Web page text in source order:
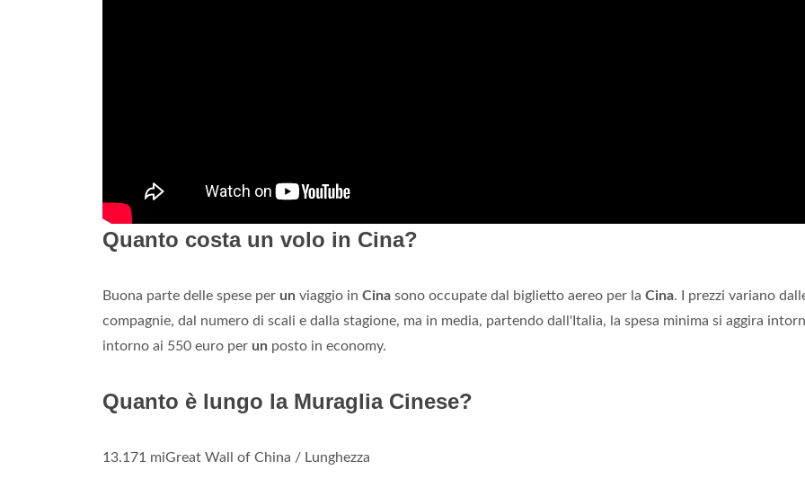
Quanto costa un volo in Cina?
Buona parte delle spese per un viaggio in Cina sono occupate dal biglietto aereo per la Cina. I prezzi variano
compagnie, dal numero di scali e dalla stagione, ma in media, partendo dall'Italia, la spesa minima si aggira
intorno ai 550 euro per un posto in economy.
Quanto è lungo la Muraglia Cinese?
13.171 miGreat Wall of China / Lunghezza